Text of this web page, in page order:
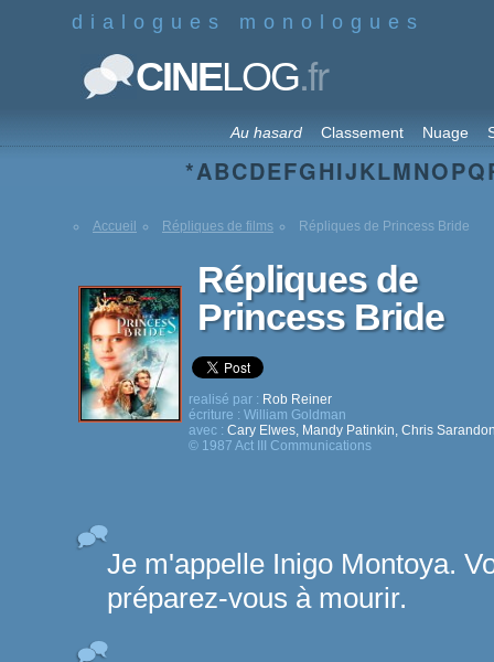
dialogues monologues
CINELOG.fr
Au hasard Classement Nuage
*ABCDEFGHIJKLMNOPQ
Accueil Répliques de films Répliques de Princess Bride
Répliques de
Princess Bride
realisé par : Rob Reiner
écriture : William Goldman
avec : Cary Elwes, Mandy Patinkin, Chris
© 1987 Act III Communications
Je m'appelle Inigo Montoya.
préparez-vous à mourir.